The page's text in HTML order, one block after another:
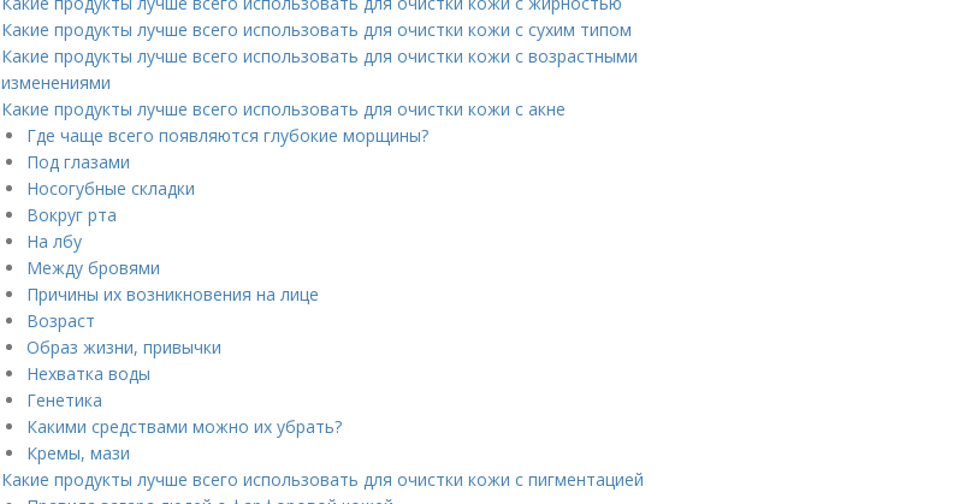
Какие продукты лучше всего использовать для очистки кожи с сухим типом
Какие продукты лучше всего использовать для очистки кожи с возрастными
изменениями
Какие продукты лучше всего использовать для очистки кожи с акне
Где чаще всего появляются глубокие морщины?
Под глазами
Носогубные складки
Вокруг рта
На лбу
Между бровями
Причины их возникновения на лице
Возраст
Образ жизни, привычки
Нехватка воды
Генетика
Какими средствами можно их убрать?
Кремы, мази
Какие продукты лучше всего использовать для очистки кожи с пигментацией